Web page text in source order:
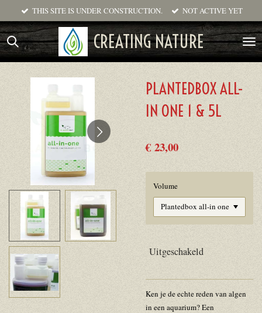
direct
naar
de
CREATING NATURE
THIS SITE IS UNDER CONSTRUCTION. NOT ACTIVE YET
PLANTEDBOX ALL-
IN ONE 1 & 5L
€ 23,00
Volume
Uitgeschakeld
Ken je de echte reden van algen
in een aquarium? Een